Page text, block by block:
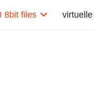
8bit files